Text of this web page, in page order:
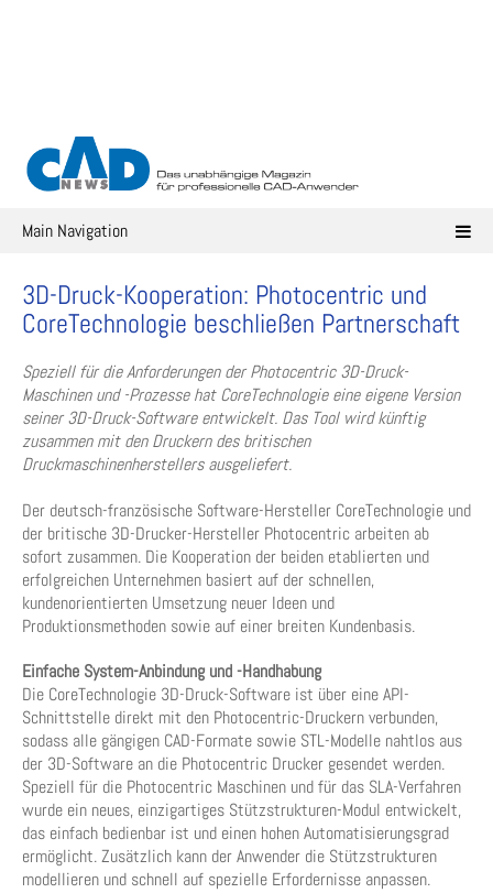
Main Navigation
3D-Druck-Kooperation: Photocentric und
CoreTechnologie beschließen Partnerschaft
Speziell für die Anforderungen der Photocentric 3D-Druck-
Maschinen und -Prozesse hat CoreTechnologie eine eigene Version
seiner 3D-Druck-Software entwickelt. Das Tool wird künftig
zusammen mit den Druckern des britischen
Druckmaschinenherstellers ausgeliefert.
Der deutsch-französische Software-Hersteller CoreTechnologie und
der britische 3D-Drucker-Hersteller Photocentric arbeiten ab
sofort zusammen. Die Kooperation der beiden etablierten und
erfolgreichen Unternehmen basiert auf der schnellen,
kundenorientierten Umsetzung neuer Ideen und
Produktionsmethoden sowie auf einer breiten Kundenbasis.
Einfache System-Anbindung und -Handhabung
Die CoreTechnologie 3D-Druck-Software ist über eine API-
Schnittstelle direkt mit den Photocentric-Druckern verbunden,
sodass alle gängigen CAD-Formate sowie STL-Modelle nahtlos aus
der 3D-Software an die Photocentric Drucker gesendet werden.
Speziell für die Photocentric Maschinen und für das SLA-Verfahren
wurde ein neues, einzigartiges Stützstrukturen-Modul entwickelt,
das einfach bedienbar ist und einen hohen Automatisierungsgrad
ermöglicht. Zusätzlich kann der Anwender die Stützstrukturen
modellieren und schnell auf spezielle Erfordernisse anpassen.